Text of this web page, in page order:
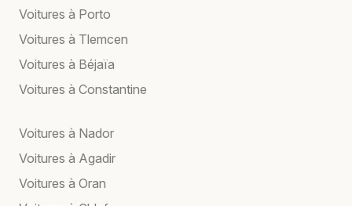
Voitures à Porto
Voitures à Tlemcen
Voitures à Béjaïa
Voitures à Constantine
Voitures à Nador
Voitures à Agadir
Voitures à Oran